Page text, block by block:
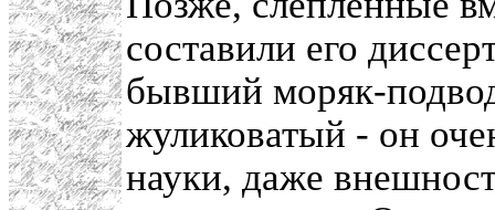
составили его
бывший моряк-
жуликоватый - он
науки, даже